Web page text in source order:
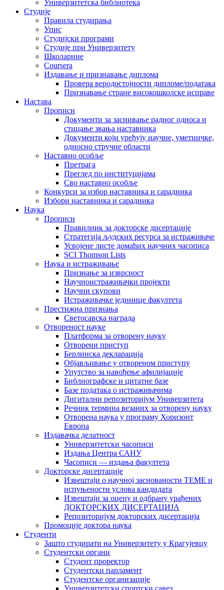
Универзитетска библиотека
Студије
Правила студирања
Упис
Студијски програми
Студије при Универзитету
Школарине
Coursera
Издавање и признавање диплома
Провера веродостојности дипломе/података
Признавање стране високошколске исправе
Настава
Прописи
Документи за заснивање радног односа и
стицање звања наставника
Документи који уређују научне, уметничке,
односно стручне области
Наставно особље
Претрага
Преглед по институцијама
Сво наставно особље
Конкурси за избор наставника и сарадника
Избори наставника и сарадника
Наука
Прописи
Правилник за докторске дисертације
Стратегија људских ресурса за истраживаче
Усвојене листе домаћих научних часописа
SCI Thomson Lists
Наука и истраживање
Признање за изврсност
Научноистраживачки пројекти
Научни скупови
Истраживачке јединице факултета
Престижна признања
Светосавска награда
Отвореност науке
Платформа за отворену науку
Отворени приступ
Берлинска декларација
Објављивање у отвореном приступу
Упутство за навођење афилијације
Библиографске и цитатне базе
Базе података о истраживачима
Дигитални репозиторијум Универзитета
Рeчник термина везаних за отворену науку
Отворена наука у програму Хоризонт
Европа
Издавачка делатност
Универзитетски часописи
Издања Центра САНУ
Часописи — издања факултета
Докторске дисертације
Извештаји о научној заснованости ТЕМЕ и
испуњености услова кандидата
Извештаји за оцену и одбрану урађених
ДОКТОРСКИХ ДИСЕРТАЦИЈА
Репозиторијум докторских дисертација
Промоције доктора наука
Студенти
Зашто студирати на Универзитету у Крагујевцу
Студентски органи
Студент проректор
Студентски парламент
Студентске организације
Универзитетски спортски савез